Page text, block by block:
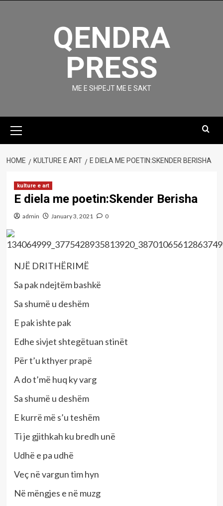
QENDRA
PRESS
ME E SHPEJT ME E SAKT
Menu
HOME KULTURE E ART E DIELA ME POETIN:SKENDER BERISHA
kulture e art
E diela me poetin:Skender Berisha
admin January 3, 2021 0
NJË DRITHËRIMË
Sa pak ndejtëm bashkë
Sa shumë u deshëm
E pak ishte pak
Edhe sivjet shtegëtuan stinët
Për t’u kthyer prapë
A do t’më huq ky varg
Sa shumë u deshëm
E kurrë më s’u teshëm
Ti je gjithkah ku bredh unë
Udhë e pa udhë
Veç në vargun tim hyn
Në mëngjes e në muzg